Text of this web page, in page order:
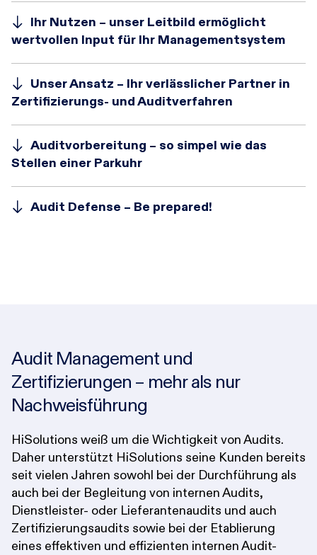
Ihr Nutzen – unser Leitbild ermöglicht
wertvollen Input für Ihr Managementsystem
Unser Ansatz – Ihr verlässlicher Partner in
Zertifizierungs- und Auditverfahren
Auditvorbereitung – so simpel wie das
Stellen einer Parkuhr
Audit Defense – Be prepared!
Audit Management und
Zertifizierungen – mehr als nur
Nachweis­führung
HiSolutions weiß um die Wichtigkeit von Audits.
Daher unterstützt HiSolutions seine Kunden bereits
seit vielen Jahren sowohl bei der Durchführung als
auch bei der Begleitung von internen Audits,
Dienstleister- oder Lieferantenaudits und auch
Zertifizierungsaudits sowie bei der Etablierung
eines effektiven und effizienten internen Audit-